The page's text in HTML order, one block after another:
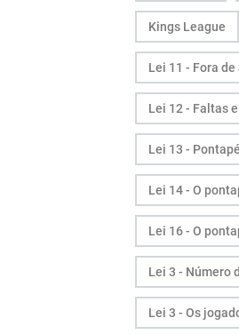
Kings League
Lei 11 - Fora
Lei 12 - Faltas
Lei 13 -
Lei 14 - O
Lei 16 - O
Lei 3 - Número
Lei 3 - Os